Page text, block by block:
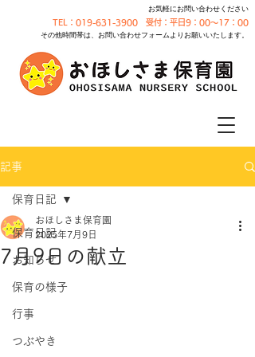
お気軽にお問い合わせください
TEL：019-631-3900 受付：平日9：00～17：00
その他時間帯は、お問い合わせフォームよりお願いいたします。
記事
保育日記
お知らせ
保育の様子
行事
つぶやき
保育日記
7月9日の献立
おほしさま保育園
2025年7月9日